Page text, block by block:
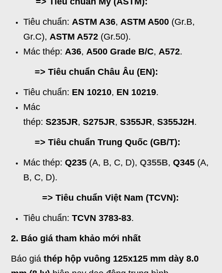
Tiêu chuẩn: ASTM A36, ASTM A500 (Gr.B,
Gr.C), ASTM A572 (Gr.50).
Mác thép: A36, A500 Grade B/C, A572.
=> Tiêu chuẩn Châu Âu (EN):
Tiêu chuẩn: EN 10210, EN 10219.
Mác
thép: S235JR, S275JR, S355JR, S355J2H.
=> Tiêu chuẩn Trung Quốc (GB/T):
Mác thép: Q235 (A, B, C, D), Q355B, Q345 (A,
B, C, D).
=> Tiêu chuẩn Việt Nam (TCVN):
Tiêu chuẩn: TCVN 3783-83.
2. Báo giá tham khảo mới nhất
Báo giá thép hộp vuông 125x125 mm dày 8.0